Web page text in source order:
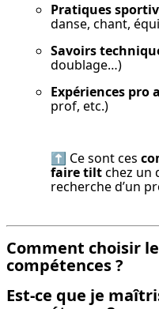
Pratiques
danse, chant,
Savoirs
doublage…)
Expériences pro
prof, etc.)
⬆️ Ce sont ces
faire tilt chez un
recherche d’un
Comment choisir
compétences ?
Est-ce que je